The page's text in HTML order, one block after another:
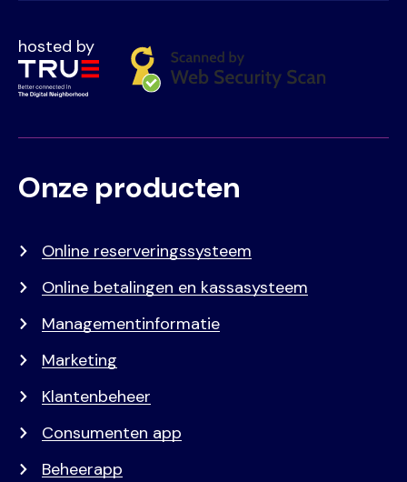
hosted by
Voet
Primair
Onze producten
Online reserveringssysteem
Online betalingen en kassasysteem
Managementinformatie
Marketing
Klantenbeheer
Consumenten app
Beheerapp